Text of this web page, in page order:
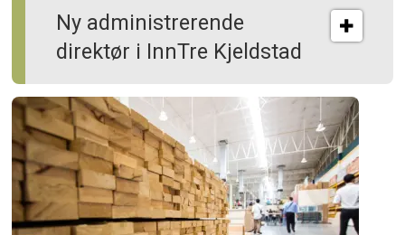
Ny administrerende
direktør i InnTre Kjeldstad